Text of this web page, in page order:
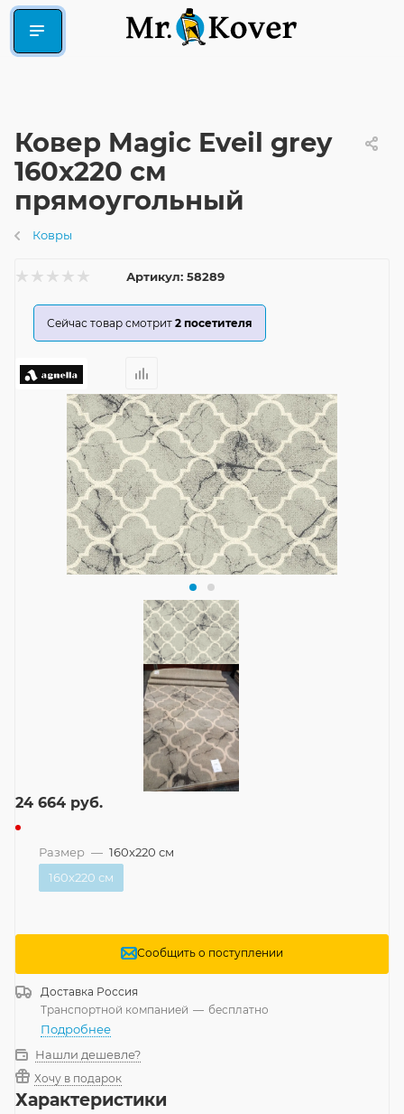
Ковер Magic Eveil grey
160x220 см
прямоугольный
Ковры
Артикул: 58289
Сейчас товар смотрит 2 посетителя
24 664 руб.
Размер — 160x220 см
160x220 см
Сообщить о поступлении
Доставка Россия
Транспортной компанией — бесплатно
Подробнее
Нашли дешевле?
Хочу в подарок
Характеристики